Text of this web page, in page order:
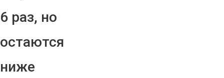
6 раз, но
остаются
ниже